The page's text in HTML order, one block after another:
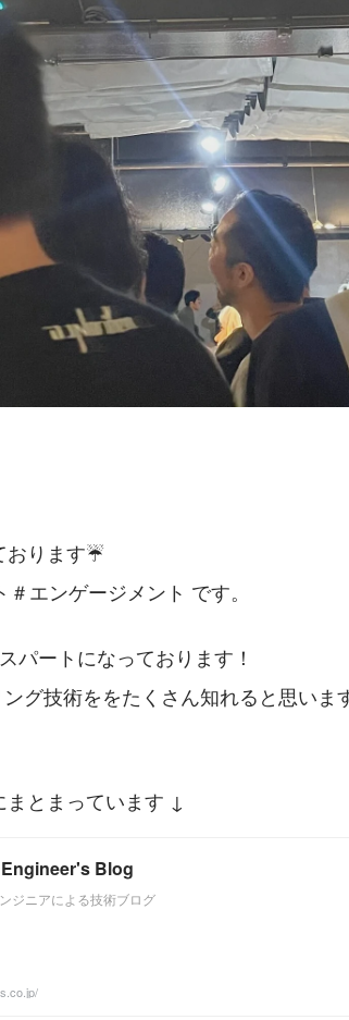
ります☔️
エンゲージメント です。
パートになっております！
グ技術ををたくさん知れると思いま
とまっています ↓
Blog
ジニアによる技術ブログ